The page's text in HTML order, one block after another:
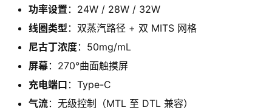
功率设置 ：24W / 28W / 32W
线圈类型：双蒸汽路径 + 双 MITS 网格
尼古丁浓度：50mg/mL
屏幕：270°曲面触摸屏
充电端口 ：Type-C
气流：无级控制（MTL 至 DTL 兼容）